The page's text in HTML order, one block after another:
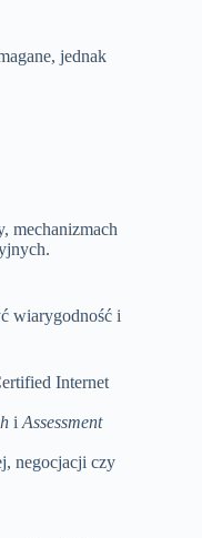
jednak
mechanizmach
wiarygodność i
Internet
i Assessment
negocjacji czy